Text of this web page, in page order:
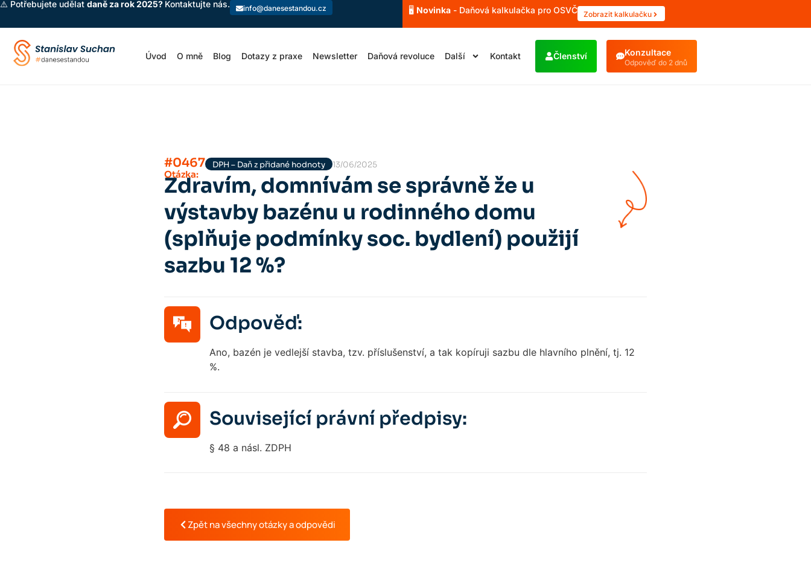
⚠️ Potřebujete udělat daně za rok 2025? Kontaktujte nás. info@danesestandou.cz 🖥️ Novinka- Daňová kalkulačka pro OSVČ Zobrazit kalkulačku
Úvod O mně Blog Dotazy z praxe Newsletter Daňová revoluce Další Kontakt Členství Konzultace
Odpověď do 2 dnů
#0467 DPH – Daň z přidané hodnoty 13/06/2025
Otázka:
Zdravím, domnívám se správně že u
výstavby bazénu u rodinného domu
(splňuje podmínky soc. bydlení) použijí
sazbu 12 %?
Odpověď:
Ano, bazén je vedlejší stavba, tzv. příslušenství, a tak kopíruji sazbu dle hlavního plnění, tj. 12
%.
Související právní předpisy:
§ 48 a násl. ZDPH
Zpět na všechny otázky a odpovědi